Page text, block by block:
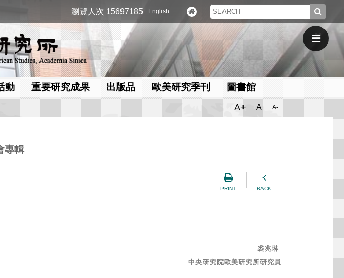
瀏覽人次 15697185 English
動 重要研究成果 出版品 歐美研究季刊 圖書館
A+ A A-
專輯
PRINT BACK
裘兆琳
中央研究院歐美研究所研究員